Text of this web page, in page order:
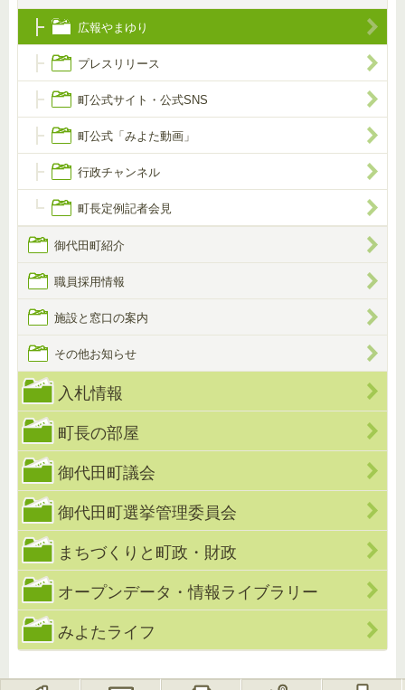
広報やまゆり
プレスリリース
町公式サイト・公式SNS
町公式「みよた動画」
行政チャンネル
町長定例記者会見
御代田町紹介
職員採用情報
施設と窓口の案内
その他お知らせ
入札情報
町長の部屋
御代田町議会
御代田町選挙管理委員会
まちづくりと町政・財政
オープンデータ・情報ライブラリー
みよたライフ